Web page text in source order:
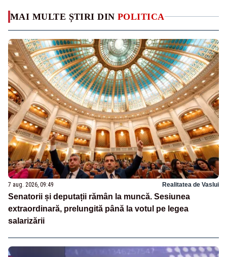
MAI MULTE ȘTIRI DIN POLITICA
7 aug. 2026, 09:49 Realitatea de Vaslui
Senatorii și deputații rămân la muncă. Sesiunea
extraordinară, prelungită până la votul pe legea
salarizării